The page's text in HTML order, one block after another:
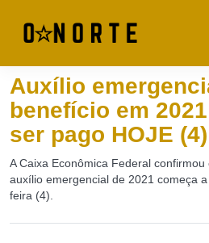
Auxílio
benefício em
ser pago HOJE (4)
A Caixa Econômica Federal
auxílio emergencial de 2021 começa
feira (4).